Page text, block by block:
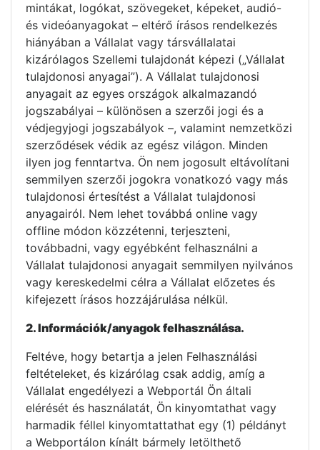
mintákat, logókat, szövegeket, képeket, audió-
és videóanyagokat – eltérő írásos rendelkezés
hiányában a Vállalat vagy társvállalatai
kizárólagos Szellemi tulajdonát képezi („Vállalat
tulajdonosi anyagai”). A Vállalat tulajdonosi
anyagait az egyes országok alkalmazandó
jogszabályai – különösen a szerzői jogi és a
védjegyjogi jogszabályok –, valamint nemzetközi
szerződések védik az egész világon. Minden
ilyen jog fenntartva. Ön nem jogosult eltávolítani
semmilyen szerzői jogokra vonatkozó vagy más
tulajdonosi értesítést a Vállalat tulajdonosi
anyagairól. Nem lehet továbbá online vagy
offline módon közzétenni, terjeszteni,
továbbadni, vagy egyébként felhasználni a
Vállalat tulajdonosi anyagait semmilyen nyilvános
vagy kereskedelmi célra a Vállalat előzetes és
kifejezett írásos hozzájárulása nélkül.
2. Információk/anyagok felhasználása.
Feltéve, hogy betartja a jelen Felhasználási
feltételeket, és kizárólag csak addig, amíg a
Vállalat engedélyezi a Webportál Ön általi
elérését és használatát, Ön kinyomtathat vagy
harmadik féllel kinyomtattathat egy (1) példányt
a Webportálon kínált bármely letölthető